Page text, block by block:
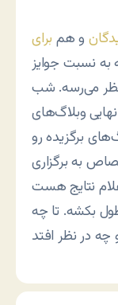
و هم برای
نسبت جوایز
می‌رسه. شب
وبلاگ‌های
برگزیده رو
به برگزاری
نتایج هست
بکشه. تا چه